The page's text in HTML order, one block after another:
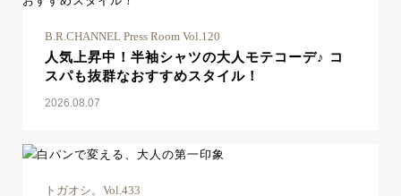
B.R.CHANNEL Press Room Vol.120
人気上昇中！半袖シャツの大人モテコーデ♪ コ
スパも抜群なおすすめスタイル！
2026.08.07
トガオシ。Vol.433